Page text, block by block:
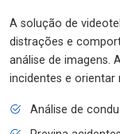
A solução de
distrações e
análise de imagens.
incidentes e orientar
Análise de